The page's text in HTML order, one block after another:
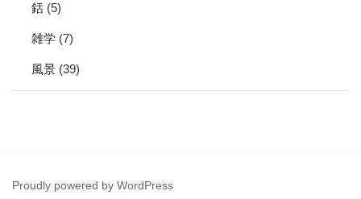
銛 (5)
雑学 (7)
風景 (39)
Proudly powered by WordPress